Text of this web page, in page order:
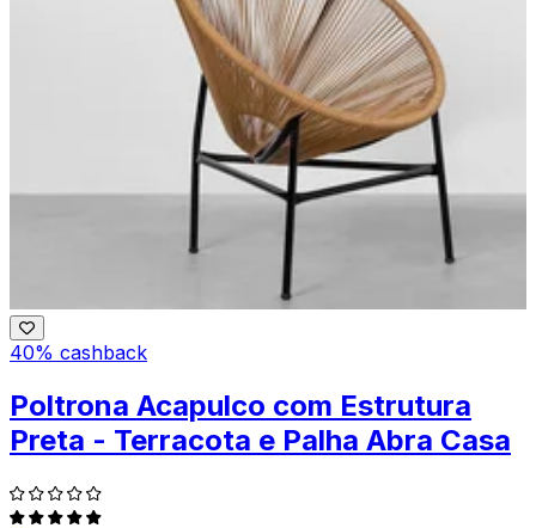
40% cashback
Poltrona Acapulco com Estrutura
Preta - Terracota e Palha Abra Casa